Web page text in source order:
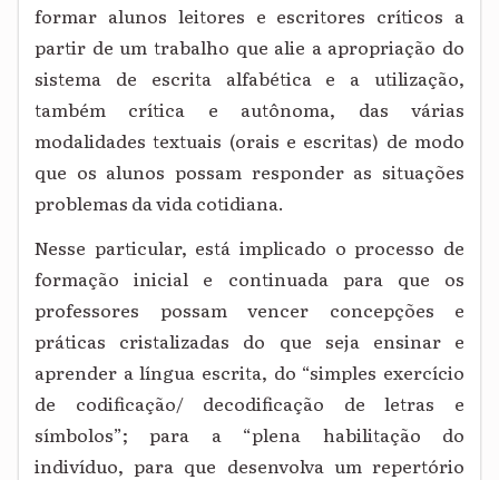
formar alunos leitores e escritores críticos a
partir de um trabalho que alie a apropriação do
sistema de escrita alfabética e a utilização,
também crítica e autônoma, das várias
modalidades textuais (orais e escritas) de modo
que os alunos possam responder as situações
problemas da vida cotidiana.
Nesse particular, está implicado o processo de
formação inicial e continuada para que os
professores possam vencer concepções e
práticas cristalizadas do que seja ensinar e
aprender a língua escrita, do “simples exercício
de codificação/ decodificação de letras e
símbolos”; para a “plena habilitação do
indivíduo, para que desenvolva um repertório